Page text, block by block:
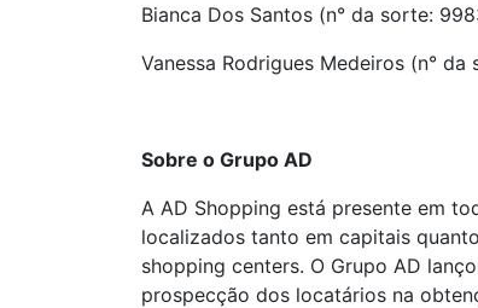
Bianca Dos Santos (n° da sorte:
Vanessa Rodrigues Medeiros (n° da
Sobre o Grupo AD
A AD Shopping está presente em
localizados tanto em capitais
shopping centers. O Grupo AD
prospecção dos locatários na